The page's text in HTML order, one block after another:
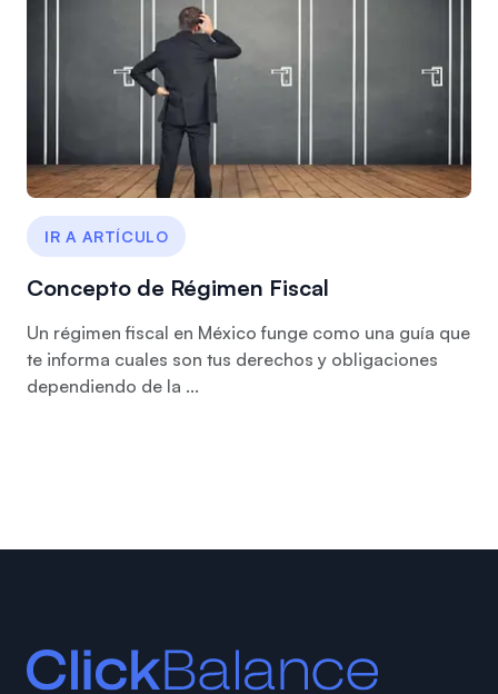
IR A ARTÍCULO
Concepto de Régimen Fiscal
Un régimen fiscal en México funge como una guía que
te informa cuales son tus derechos y obligaciones
dependiendo de la ...